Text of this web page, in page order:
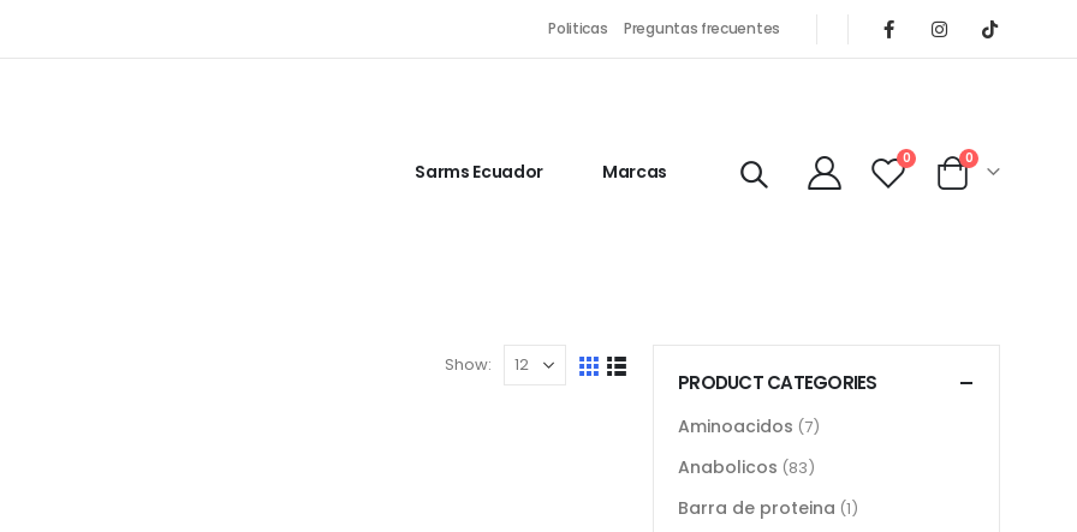
Politicas Preguntas frecuentes
Sarms Ecuador Marcas
0 0
Show:
PRODUCT CATEGORIES
Aminoacidos (7)
Anabolicos (83)
Barra de proteina (1)